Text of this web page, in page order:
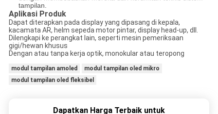
tampilan.
Aplikasi Produk
Dapat diterapkan pada display yang dipasang di kepala,
kacamata AR, helm sepeda motor pintar, display head-up, dll.
Dilengkapi ke perangkat lain, seperti mesin pemeriksaan
gigi/hewan khusus
Dengan atau tanpa kerja optik, monokular atau teropong
modul tampilan amoled
modul tampilan oled mikro
modul tampilan oled fleksibel
Dapatkan Harga Terbaik untuk